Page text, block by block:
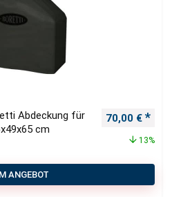
Abdeckung für
cm
70,00 €
13%
ANGEBOT